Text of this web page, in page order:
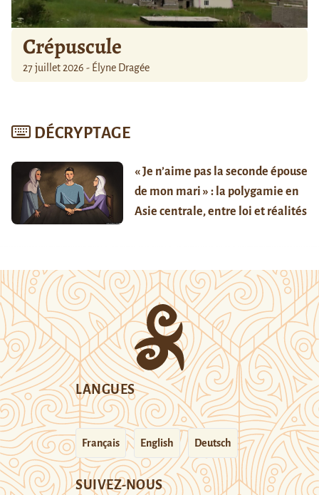
Crépuscule
27 juillet 2026 - Élyne Dragée
DÉCRYPTAGE
« Je n’aime pas la seconde épouse
de mon mari » : la polygamie en
Asie centrale, entre loi et réalités
LANGUES
Français English Deutsch
SUIVEZ-NOUS